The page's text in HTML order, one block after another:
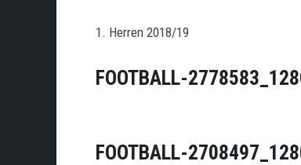
1. Herren 2018/19
FOOTBALL-
FOOTBALL-